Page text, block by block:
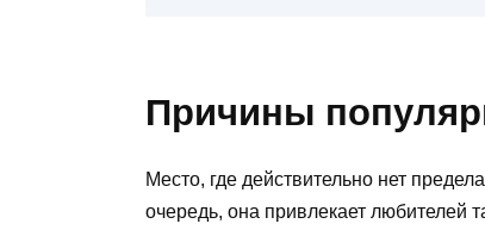
Причины
Место, где действительно нет
очередь, она привлекает любителей